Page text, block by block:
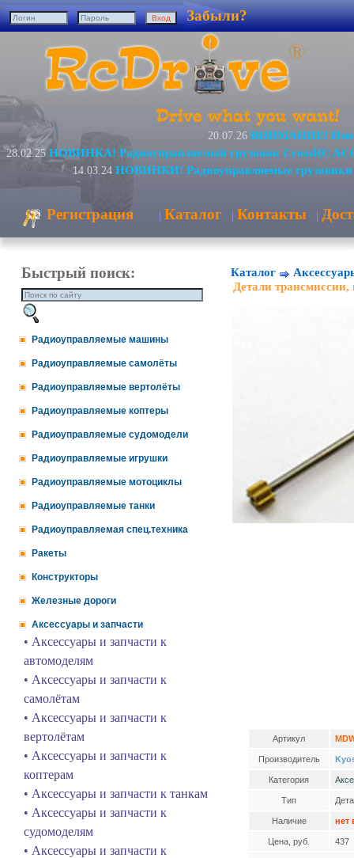
Забыли?
20.07.26 ВНИМАНИЕ!
28.02.25 НОВИНКА! Радиоуправляемый грузовик CrossRC
14.03.24 НОВИНКИ! Радиоуправляемые грузовики
Регистрация | Каталог | Контакты |
Быстрый поиск:
Радиоуправляемые машины
Радиоуправляемые самолёты
Радиоуправляемые вертолёты
Радиоуправляемые коптеры
Радиоуправляемые судомодели
Радиоуправляемые игрушки
Радиоуправляемые мотоциклы
Радиоуправляемые танки
Радиоуправляемая спец.техника
Ракеты
Конструкторы
Железные дороги
Аксессуары и запчасти
• Аксессуары и запчасти к
автомоделям
• Аксессуары и запчасти к
самолётам
• Аксессуары и запчасти к
вертолётам
• Аксессуары и запчасти к
коптерам
• Аксессуары и запчасти к танкам
• Аксессуары и запчасти к
судомоделям
• Аксессуары и запчасти к
Каталог
Детали трансмиссии,
Артикул
Производитель
Категория
Тип
Наличие нет
Цена, руб. 437